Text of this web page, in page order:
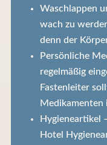
Waschlappen
wach zu
denn der
Persönliche
regelmäßig
Fastenleiter
Hygieneartikel
Hotel